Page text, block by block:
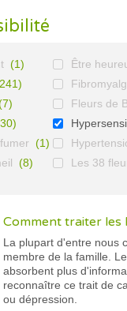
(1)
(1)
(8)
Être
Fleurs de
Les 38
Comment traiter les
La plupart d'entre nous
membre de la famille.
absorbent plus
reconnaître ce trait de
ou dépression.